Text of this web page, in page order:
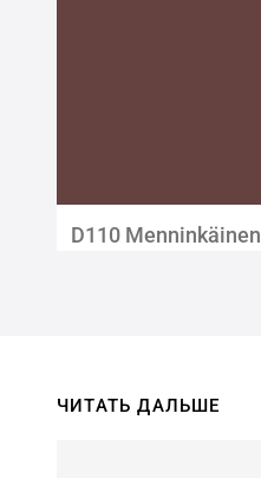
D110 Menninkäinen
ЧИТАТЬ ДАЛЬШЕ